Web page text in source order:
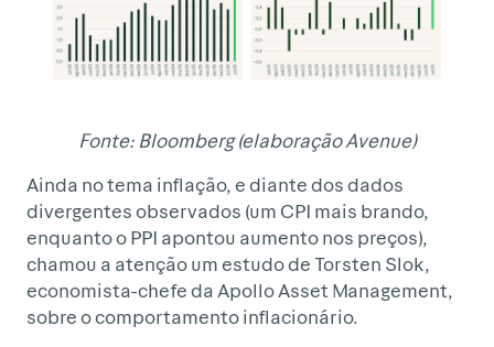
Fonte: Bloomberg (elaboração Avenue)
Ainda no tema inflação, e diante dos dados
divergentes observados (um CPI mais brando,
enquanto o PPI apontou aumento nos preços),
chamou a atenção um estudo de Torsten Slok,
economista-chefe da Apollo Asset Management,
sobre o comportamento inflacionário.